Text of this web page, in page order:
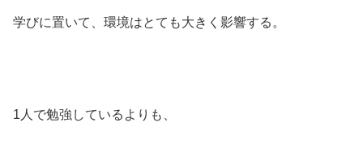
学びに置いて、環境はとても大きく影響する。
1人で勉強しているよりも、